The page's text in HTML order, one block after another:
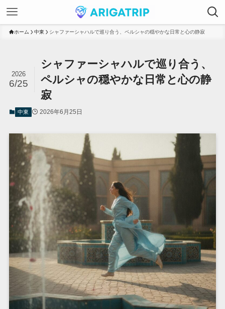
ホーム 中東 シャファーシャハルで巡り合う、ペルシャの穏やかな日常と心の静寂
シャファーシャハルで巡り合う、
ペルシャの穏やかな日常と心の静
寂
2026
6/25
中東 2026年6月25日